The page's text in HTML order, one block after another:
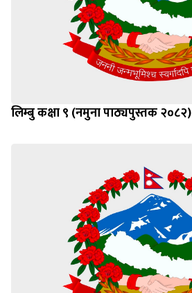
लिम्बु कक्षा ९ (नमुना पाठ्यपुस्तक २०८२)